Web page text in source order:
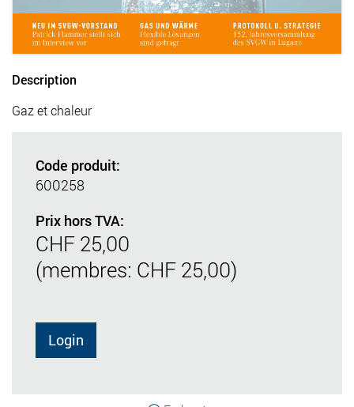
Description
Gaz et chaleur
Code produit:
600258
Prix hors TVA:
CHF 25,00
(membres: CHF 25,00)
Login